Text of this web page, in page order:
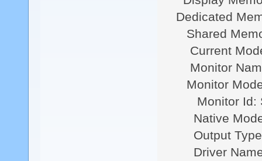
Dedicated
Shared
Current
Monitor
Monitor
Monitor Id:
Native Mode:
Output
Driver Name: